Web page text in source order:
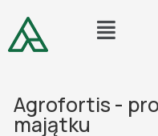
Agrofortis -
majątku